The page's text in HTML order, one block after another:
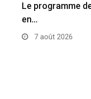
Le programme
en…
7 août 2026